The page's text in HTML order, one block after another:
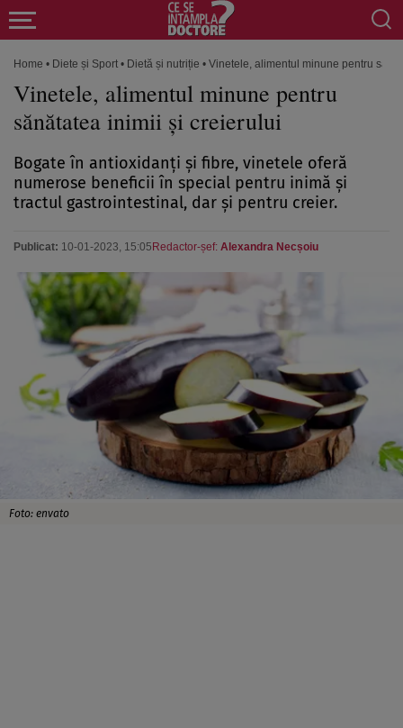
Home • Diete și Sport • Dietă și nutriție • Vinetele, alimentul minune pentru
Vinetele, alimentul minune pentru
sănătatea inimii și creierului
Bogate în antioxidanți și fibre, vinetele oferă
numerose beneficii în special pentru inimă și
tractul gastrointestinal, dar și pentru creier.
Publicat: 10-01-2023, 15:05 Redactor-șef: Alexandra Necșoiu
Foto: envato